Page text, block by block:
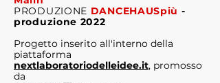
PRODUZIONE DANCEHAUSpiù -
produzione 2022
Progetto inserito all'interno della
piattaforma
nextlaboratoriodelleidee.it, promosso
da